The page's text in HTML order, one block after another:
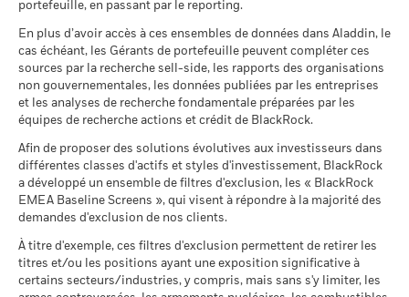
1 (%) USD
La performance indiquée est calculée après déduction des
frais courants. Les frais d’entrée/de sortie ne sont pas inclus
dans le calcul.
passées.
Les performances passées ne sont pas un indicateur
fiable des performances futures. Les marchés pourraient
évoluer très différemment. Ceci peut vous aider à évaluer la
façon dont le fonds a été géré dans le passé
d’inventaire (VNI), avec le revenu brut réinvesti le cas échéant.
Le rendement de votre investissement peut augmenter ou
diminuer en raison des fluctuations des devises si votre
SEDOL BG0X163
Minimal Il n’y a pas de rendement minimum
Tension
Ce que vous pourriez obtenir après
Rendement annuel moyen
Défavorable
Ce que vous pourriez obtenir après
Rendement annuel moyen
Intermédiaire
Ce que vous pourriez obtenir après
Rendement annuel moyen
Favorable
Ce que vous pourriez obtenir après
Rendement annuel moyen
Le scénario de tension montre ce que vous pourriez obtenir
dans des situations de marché extrêmes.
prospectus.
Pour consulter les méthodologies MSCI sur lesquelles
reposent les Caractéristiques de durabilité, utilisez les liens
ci-dessous.
Notation des fonds ESG MSCI
au 17/juil./2026
BBB
Pointage de qualité ESG
MSCI (0-10)
au 17/juil./2026
Classification mondiale des
Bond Emerging Markets
au 30/juin/2026
MSCI - Armes nucléaires
au 30/juin/2026
0,00%
MSCI - Armes à feu civiles
au 30/juin/2026
0,00%
MSCI - Tabac
au 30/juin/2026
MSCI - Contrevenants au
Pacte mondial des Nations
Unies
au 30/juin/2026
0,00%
MSCI - Charbon thermique
au 30/juin/2026
0,00%
MSCI - Sables bitumineux 0,00%
(French)
BlackRock Global Funds - Annual report and
audited financial statements (French)
Sustainability related disclosure - SEMBB_AG
(en)
Sustainability related disclosure - SEMBB_AG
BlackRock Global Funds - Prospectus (French
portefeuille, en passant par le reporting.
En plus d’avoir accès à ces ensembles de données dans Aladdin, le
cas échéant, les Gérants de portefeuille peuvent compléter ces
sources par la recherche sell-side, les rapports des organisations
non gouvernementales, les données publiées par les entreprises
et les analyses de recherche fondamentale préparées par les
équipes de recherche actions et crédit de BlackRock.
Afin de proposer des solutions évolutives aux investisseurs dans
différentes classes d'actifs et styles d'investissement, BlackRock
a développé un ensemble de filtres d'exclusion, les « BlackRock
EMEA Baseline Screens », qui visent à répondre à la majorité des
demandes d'exclusion de nos clients.
À titre d'exemple, ces filtres d'exclusion permettent de retirer les
titres et/ou les positions ayant une exposition significative à
certains secteurs/industries, y compris, mais sans s'y limiter, les